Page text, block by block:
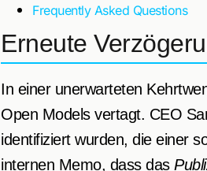
Frequently Asked Questions
Erneute
In einer unerwarteten
Open Models vertagt. CEO
identifiziert wurden, die einer
internen Memo, dass das